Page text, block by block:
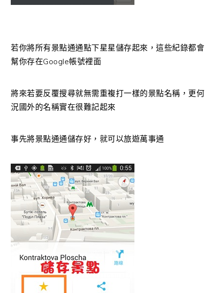
若你將所有景點通通點下星星儲存起來，這些紀錄都會
幫你存在Google帳號裡面
將來若要反覆搜尋就無需重複打一樣的景點名稱，更何
況國外的名稱實在很難記起來
事先將景點通通儲存好，就可以旅遊萬事通